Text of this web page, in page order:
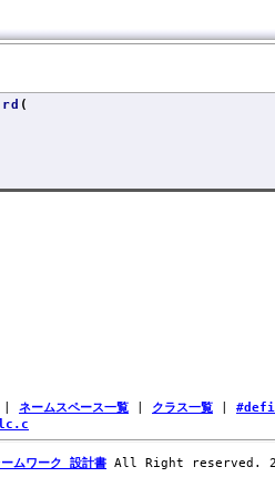
(
ネームスペース一覧 クラス一覧
ームワーク 設計書 All Right reserved.